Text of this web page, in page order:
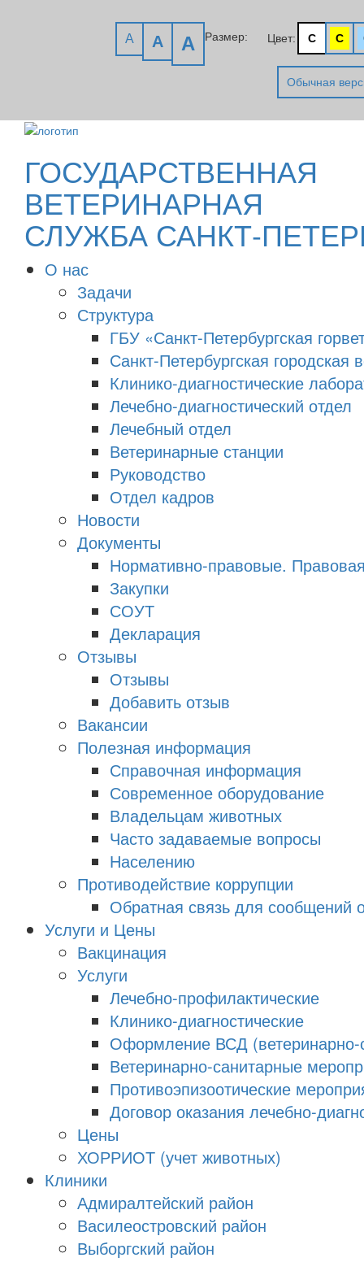
Размер:
A A A Цвет: C C
Обычная
ГОСУДАРСТВЕННАЯ
ВЕТЕРИНАРНАЯ
СЛУЖБА САНКТ-
О нас
Задачи
Структура
ГБУ «Санкт-Петербургская
Санкт-Петербургская
Клинико-диагностические
Лечебно-диагностический отдел
Лечебный отдел
Ветеринарные станции
Руководство
Отдел кадров
Новости
Документы
Нормативно-правовые.
Закупки
СОУТ
Декларация
Отзывы
Отзывы
Добавить отзыв
Вакансии
Полезная информация
Справочная информация
Современное оборудование
Владельцам животных
Часто задаваемые вопросы
Населению
Противодействие коррупции
Обратная связь для сообщений
Услуги и Цены
Вакцинация
Услуги
Лечебно-профилактические
Клинико-диагностические
Оформление ВСД (ветеринарно-
Ветеринарно-санитарные
Противоэпизоотические
Договор оказания лечебно-
Цены
ХОРРИОТ (учет животных)
Клиники
Адмиралтейский район
Василеостровский район
Выборгский район